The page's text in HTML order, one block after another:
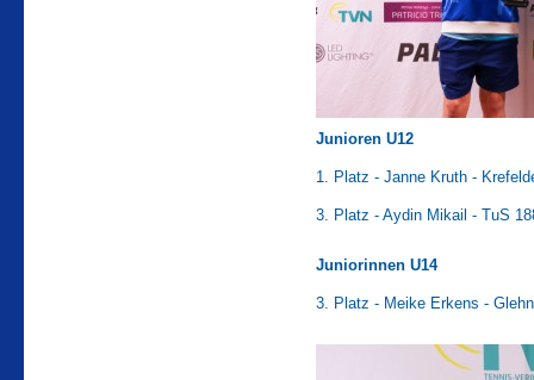
Junioren U12
1. Platz - Janne Kruth -
3. Platz - Aydin Mikail - TuS
Juniorinnen U14
3. Platz - Meike Erkens -